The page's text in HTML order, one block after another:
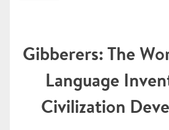
Gibberers: The
Language
Civilization